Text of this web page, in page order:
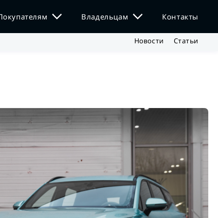
Владельцам Контакты
Новости Статьи